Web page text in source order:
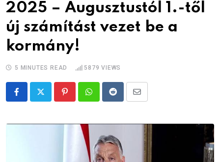
2025 – Augusztustól 1.-től
új számítást vezet be a
kormány!
5 MINUTES READ 5879 VIEWS
PinterestWhatsappRedditShare
Email